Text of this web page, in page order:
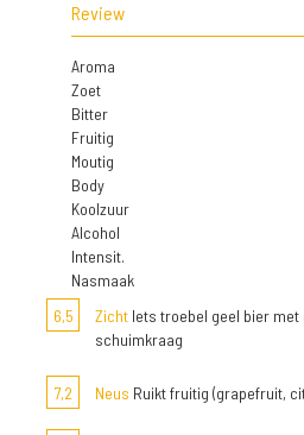
Review
Aroma
Zoet
Bitter
Fruitig
Moutig
Body
Koolzuur
Alcohol
Intensit.
Nasmaak
6,5
Zicht Iets troebel geel bier met
schuimkraag
7,2 Neus Ruikt fruitig (grapefruit,